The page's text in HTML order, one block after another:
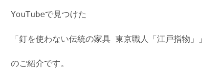
YouTubeで見つけた
「釘を使わない伝統の家具 東京職人「江戸指物」」
のご紹介です。